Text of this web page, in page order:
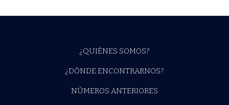
¿QUIÉNES SOMOS?
¿DÓNDE ENCONTRARNOS?
NÚMEROS ANTERIORES